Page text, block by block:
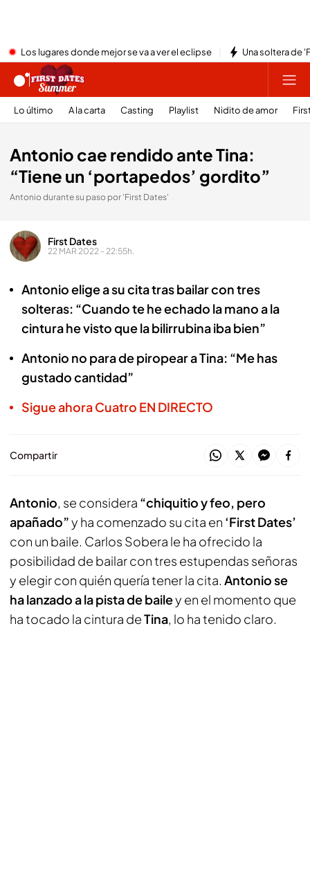
Los lugares donde mejor se va a ver el eclipse Una soltera de
Lo último A la carta Casting Playlist Nidito de amor
Antonio cae rendido ante Tina:
“Tiene un ‘portapedos’ gordito”
Antonio durante su paso por 'First Dates'
First Dates
22 MAR 2022 - 22:55h.
Antonio elige a su cita tras bailar con tres
solteras: “Cuando te he echado la mano a la
cintura he visto que la bilirrubina iba bien”
Antonio no para de piropear a Tina: “Me has
gustado cantidad”
Sigue ahora Cuatro EN DIRECTO
Compartir
Antonio, se considera “chiquitio y feo, pero
apañado”y ha comenzado su cita en ‘First Dates’
con un baile. Carlos Sobera le ha ofrecido la
posibilidad de bailar con tres estupendas señoras
y elegir con quién quería tener la cita. Antonio se
ha lanzado a la pista de bailey en el momento que
ha tocado la cintura deTina, lo ha tenido claro.